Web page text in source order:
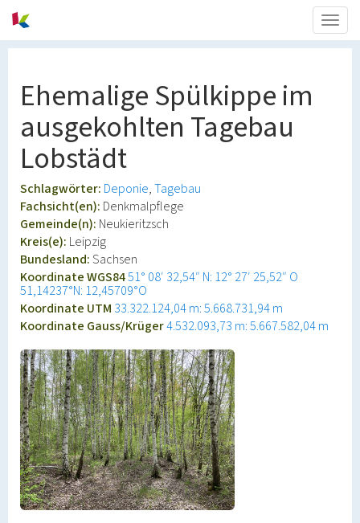
Ehemalige Spülkippe im
ausgekohlten Tagebau
Lobstädt
Schlagwörter: Deponie Tagebau
Fachsicht(en): Denkmalpflege
Gemeinde(n): Neukieritzsch
Kreis(e): Leipzig
Bundesland:Sachsen
Koordinate WGS8451° 08′ 32,54″ N: 12° 27′ 25,52″ O
51,14237°N: 12,45709°O
Koordinate UTM 33.322.124,04 m: 5.668.731,94 m
Koordinate Gauss/Krüger4.532.093,73 m: 5.667.582,04 m